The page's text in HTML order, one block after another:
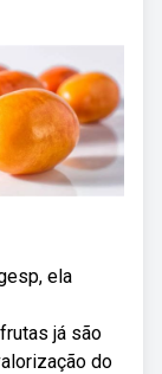
ela
já são
do